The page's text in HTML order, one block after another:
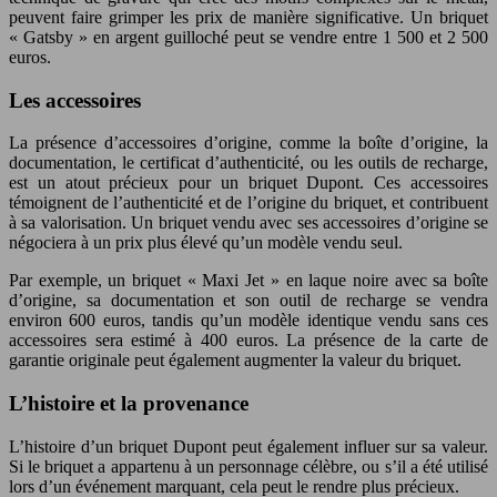
peuvent faire grimper les prix de manière significative. Un briquet
« Gatsby » en argent guilloché peut se vendre entre 1 500 et 2 500
euros.
Les accessoires
La présence d’accessoires d’origine, comme la boîte d’origine, la
documentation, le certificat d’authenticité, ou les outils de recharge,
est un atout précieux pour un briquet Dupont. Ces accessoires
témoignent de l’authenticité et de l’origine du briquet, et contribuent
à sa valorisation. Un briquet vendu avec ses accessoires d’origine se
négociera à un prix plus élevé qu’un modèle vendu seul.
Par exemple, un briquet « Maxi Jet » en laque noire avec sa boîte
d’origine, sa documentation et son outil de recharge se vendra
environ 600 euros, tandis qu’un modèle identique vendu sans ces
accessoires sera estimé à 400 euros. La présence de la carte de
garantie originale peut également augmenter la valeur du briquet.
L’histoire et la provenance
L’histoire d’un briquet Dupont peut également influer sur sa valeur.
Si le briquet a appartenu à un personnage célèbre, ou s’il a été utilisé
lors d’un événement marquant, cela peut le rendre plus précieux.